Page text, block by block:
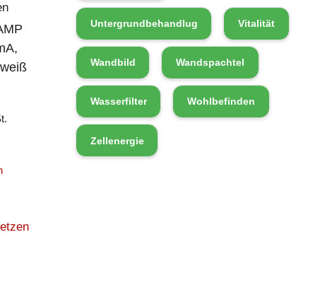
Untergrundbehandlug Vitalität
Wandbild Wandspachtel
Wasserfilter Wohlbefinden
Zellenergie